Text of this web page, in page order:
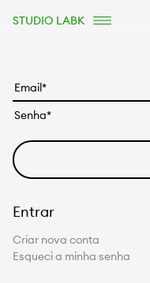
STUDIO LABK
Entrar
Criar nova conta
Esqueci a minha senha